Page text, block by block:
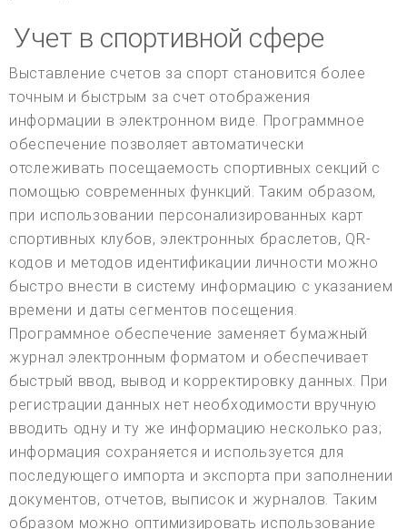
Учет в спортивной сфере
Выставление счетов за спорт становится более
точным и быстрым за счет отображения
информации в электронном виде. Программное
обеспечение позволяет автоматически
отслеживать посещаемость спортивных секций с
помощью современных функций. Таким образом,
при использовании персонализированных карт
спортивных клубов, электронных браслетов, QR-
кодов и методов идентификации личности можно
быстро внести в систему информацию с указанием
времени и даты сегментов посещения.
Программное обеспечение заменяет бумажный
журнал электронным форматом и обеспечивает
быстрый ввод, вывод и корректировку данных. При
регистрации данных нет необходимости вручную
вводить одну и ту же информацию несколько раз;
информация сохраняется и используется для
последующего импорта и экспорта при заполнении
документов, отчетов, выписок и журналов. Таким
образом можно оптимизировать использование